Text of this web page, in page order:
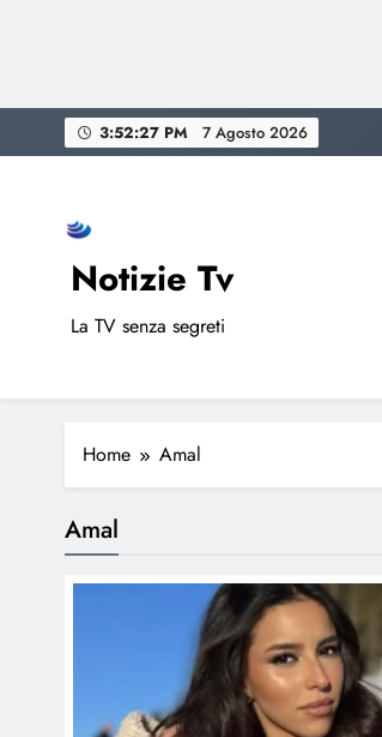
to
3:52:27 PM 7 Agosto 2026
Notizie Tv
La TV senza segreti
Home Amal
Amal